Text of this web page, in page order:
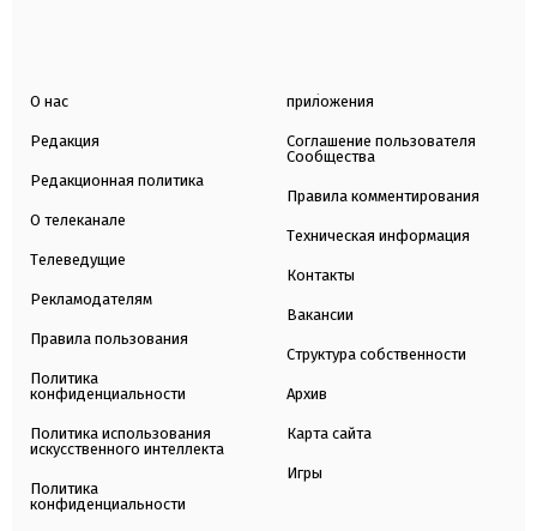
О нас
Редакция
Редакционная политика
О телеканале
Телеведущие
Рекламодателям
Правила пользования
Политика
конфиденциальности
Политика использования
искусственного интеллекта
Политика
конфиденциальности
приложения
Соглашение пользователя
Сообщества
Правила комментирования
Техническая информация
Контакты
Вакансии
Структура собственности
Архив
Карта сайта
Игры